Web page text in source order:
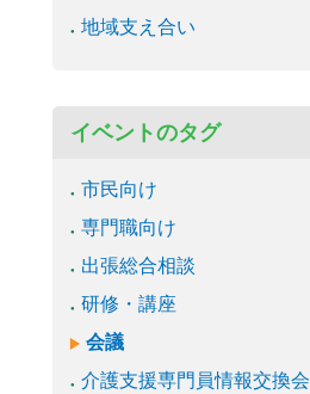
地域支え合い
イベントのタグ
市民向け
専門職向け
出張総合相談
研修・講座
会議
介護支援専門員情報交換会